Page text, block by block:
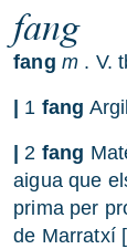
fang
fang m . V.
1 fang
|2 fang
aigua que
prima per
de Marratxí [